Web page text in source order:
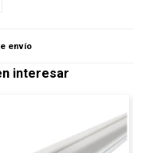
envío
interesar